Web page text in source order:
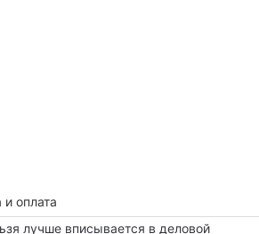
и оплата
лучше вписывается в деловой